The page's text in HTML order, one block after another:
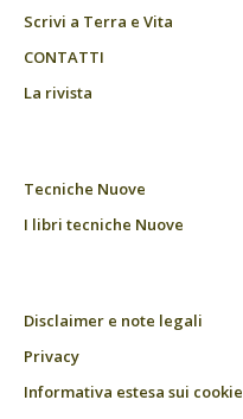
Scrivi a Terra e Vita
CONTATTI
La rivista
Tecniche Nuove
I libri tecniche Nuove
Disclaimer e note legali
Privacy
Informativa estesa sui cookie